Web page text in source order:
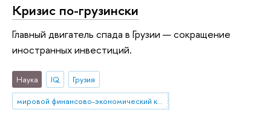
Кризис по-грузински
Главный двигатель спада в Грузии — сокращение
иностранных инвестиций.
Наука IQ
Грузия
мировой финансово-экономический кризис